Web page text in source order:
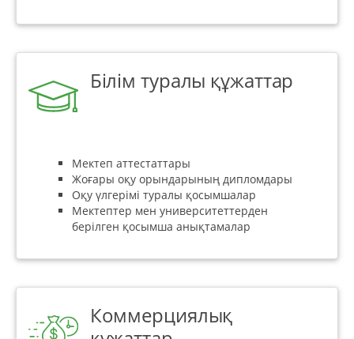
Білім туралы құжаттар
Мектеп аттестаттары
Жоғары оқу орындарының дипломдары
Оқу үлгерімі туралы қосымшалар
Мектептер мен университеттерден
берілген қосымша анықтамалар
Коммерциялық